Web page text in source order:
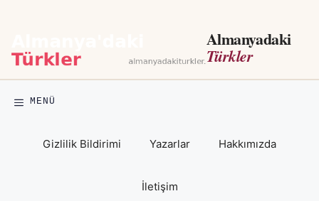
Almanyadaki
Türkler
MENÜ
Gizlilik Bildirimi Yazarlar Hakkımızda
İletişim